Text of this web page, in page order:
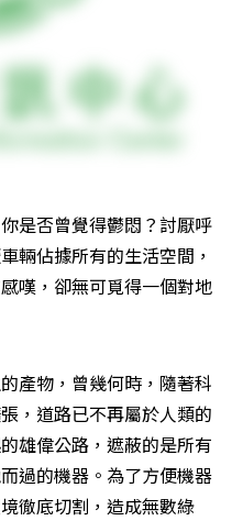
是否曾覺得鬱悶？討厭呼
輛佔據所有的生活空間，
嘆，卻無可覓得一個對地
產物，曾幾何時，隨著科
，道路已不再屬於人類的
雄偉公路，遮蔽的是所有
過的機器。為了方便機器
徹底切割，造成無數綠